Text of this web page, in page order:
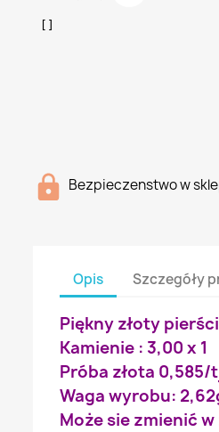
Bezpieczenstwo w
Opis Szczegóły
Piękny złoty
Kamienie : 3,00 x 1
Próba złota 0,585/
Waga wyrobu:
Może sie zmienić